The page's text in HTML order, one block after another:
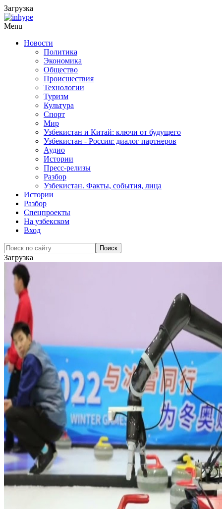
Загрузка
Menu
Новости
Политика
Экономика
Общество
Происшествия
Технологии
Туризм
Культура
Спорт
Мир
Узбекистан и Китай: ключи от будущего
Узбекистан - Россия: диалог партнеров
Аудио
Истории
Пресс-релизы
Разбор
Узбекистан. Факты, события, лица
Истории
Разбор
Спецпроекты
На узбекском
Вход
Загрузка